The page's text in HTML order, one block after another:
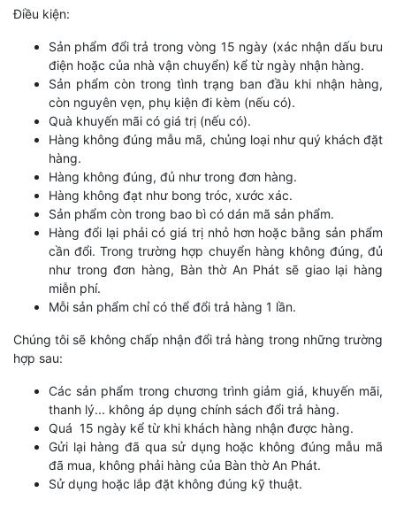
Điều kiện:
Sản phẩm đổi trả trong vòng 15 ngày (xác nhận dấu bưu
điện hoặc của nhà vận chuyển) kể từ ngày nhận hàng.
Sản phẩm còn trong tình trạng ban đầu khi nhận hàng,
còn nguyên vẹn, phụ kiện đi kèm (nếu có).
Quà khuyến mãi có giá trị (nếu có).
Hàng không đúng mẫu mã, chủng loại như quý khách đặt
hàng.
Hàng không đúng, đủ như trong đơn hàng.
Hàng không đạt như bong tróc, xước xác.
Sản phẩm còn trong bao bì có dán mã sản phẩm.
Hàng đổi lại phải có giá trị nhỏ hơn hoặc bằng sản phẩm
cần đổi. Trong trường hợp chuyển hàng không đúng, đủ
như trong đơn hàng, Bàn thờ An Phát sẽ giao lại hàng
miễn phí.
Mỗi sản phẩm chỉ có thể đổi trả hàng 1 lần.
Chúng tôi sẽ không chấp nhận đổi trả hàng trong những trường
hợp sau:
Các sản phẩm trong chương trình giảm giá, khuyến mãi,
thanh lý... không áp dụng chính sách đổi trả hàng.
Quá 15 ngày kể từ khi khách hàng nhận được hàng.
Gửi lại hàng đã qua sử dụng hoặc không đúng mẫu mã
đã mua, không phải hàng của Bàn thờ An Phát.
Sử dụng hoặc lắp đặt không đúng kỹ thuật.